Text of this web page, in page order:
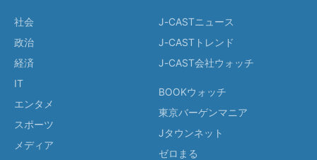
社会
政治
経済
IT
エンタメ
スポーツ
メディア
J-CASTニュース
J-CASTトレンド
J-CAST会社ウォッチ
BOOKウォッチ
東京バーゲンマニア
Jタウンネット
ゼロまる